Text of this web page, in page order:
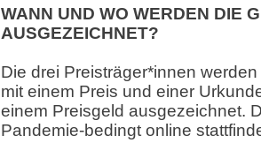
WANN UND WO WERDEN DIE
AUSGEZEICHNET?
Die drei Preisträger*innen
mit einem Preis und einer
einem Preisgeld ausgezeichnet.
Pandemie-bedingt online